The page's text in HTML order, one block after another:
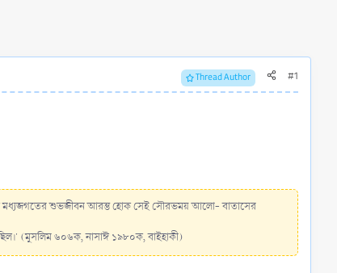
Thread Author #1
মধ্যজগতের শুভজীবন আরম্ভ হোক সেই সৌরভময় আলো- বাতাসের
(মুসলিম ৬০৬ক, নাসাঈ ১৯৮০ক, বাইহাকী)